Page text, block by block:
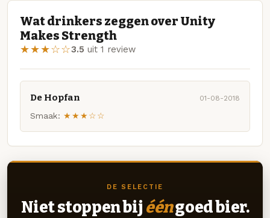
Wat drinkers zeggen over Unity
Makes Strength
★★★☆☆3.5 uit 1 review
De Hopfan 01-08-2018
Smaak: ★★★☆☆
DE SELECTIE
Niet stoppen bij ééngoed bier.